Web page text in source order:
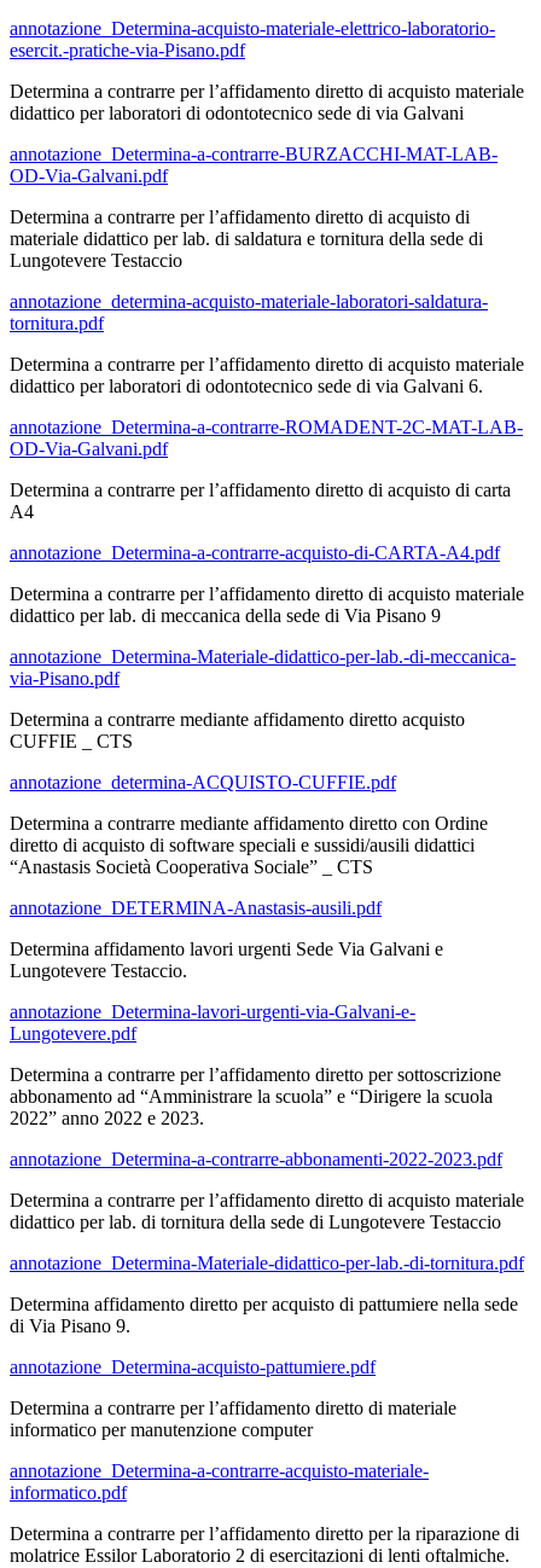
annotazione_Determina-acquisto-materiale-elettrico-laboratorio-
esercit.-pratiche-via-Pisano.pdf
Determina a contrarre per l’affidamento diretto di acquisto materiale
didattico per laboratori di odontotecnico sede di via Galvani
annotazione_Determina-a-contrarre-BURZACCHI-MAT-LAB-
OD-Via-Galvani.pdf
Determina a contrarre per l’affidamento diretto di acquisto di
materiale didattico per lab. di saldatura e tornitura della sede di
Lungotevere Testaccio
annotazione_determina-acquisto-materiale-laboratori-saldatura-
tornitura.pdf
Determina a contrarre per l’affidamento diretto di acquisto materiale
didattico per laboratori di odontotecnico sede di via Galvani 6.
annotazione_Determina-a-contrarre-ROMADENT-2C-MAT-LAB-
OD-Via-Galvani.pdf
Determina a contrarre per l’affidamento diretto di acquisto di carta
A4
annotazione_Determina-a-contrarre-acquisto-di-CARTA-A4.pdf
Determina a contrarre per l’affidamento diretto di acquisto materiale
didattico per lab. di meccanica della sede di Via Pisano 9
annotazione_Determina-Materiale-didattico-per-lab.-di-meccanica-
via-Pisano.pdf
Determina a contrarre mediante affidamento diretto acquisto
CUFFIE _ CTS
annotazione_determina-ACQUISTO-CUFFIE.pdf
Determina a contrarre mediante affidamento diretto con Ordine
diretto di acquisto di software speciali e sussidi/ausili didattici
“Anastasis Società Cooperativa Sociale” _ CTS
annotazione_DETERMINA-Anastasis-ausili.pdf
Determina affidamento lavori urgenti Sede Via Galvani e
Lungotevere Testaccio.
annotazione_Determina-lavori-urgenti-via-Galvani-e-
Lungotevere.pdf
Determina a contrarre per l’affidamento diretto per sottoscrizione
abbonamento ad “Amministrare la scuola” e “Dirigere la scuola
2022” anno 2022 e 2023.
annotazione_Determina-a-contrarre-abbonamenti-2022-2023.pdf
Determina a contrarre per l’affidamento diretto di acquisto materiale
didattico per lab. di tornitura della sede di Lungotevere Testaccio
annotazione_Determina-Materiale-didattico-per-lab.-di-tornitura.pdf
Determina affidamento diretto per acquisto di pattumiere nella sede
di Via Pisano 9.
annotazione_Determina-acquisto-pattumiere.pdf
Determina a contrarre per l’affidamento diretto di materiale
informatico per manutenzione computer
annotazione_Determina-a-contrarre-acquisto-materiale-
informatico.pdf
Determina a contrarre per l’affidamento diretto per la riparazione di
molatrice Essilor Laboratorio 2 di esercitazioni di lenti oftalmiche.